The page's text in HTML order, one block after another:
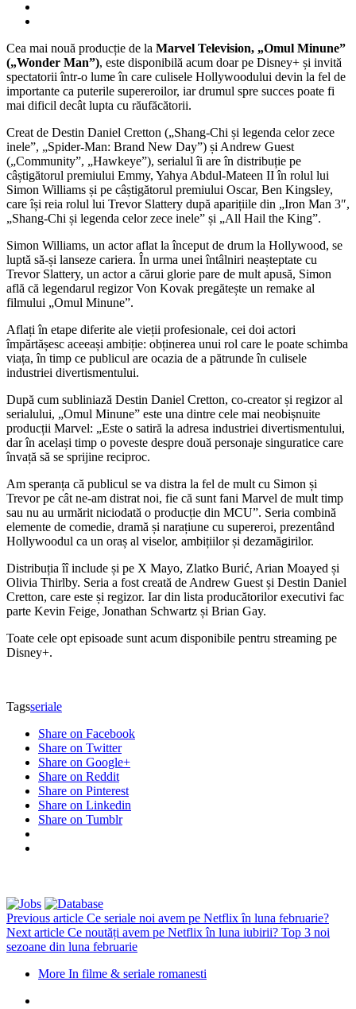
Cea mai nouă producție de la Marvel Television, „Omul Minune”
(„Wonder Man”), este disponibilă acum doar pe Disney+ și invită
spectatorii într-o lume în care culisele Hollywoodului devin la fel de
importante ca puterile supereroilor, iar drumul spre succes poate fi
mai dificil decât lupta cu răufăcătorii.
Creat de Destin Daniel Cretton („Shang-Chi și legenda celor zece
inele”, „Spider-Man: Brand New Day”) și Andrew Guest
(„Community”, „Hawkeye”), serialul îi are în distribuție pe
câștigătorul premiului Emmy, Yahya Abdul-Mateen II în rolul lui
Simon Williams și pe câștigătorul premiului Oscar, Ben Kingsley,
care își reia rolul lui Trevor Slattery după aparițiile din „Iron Man 3″,
„Shang-Chi și legenda celor zece inele” și „All Hail the King”.
Simon Williams, un actor aflat la început de drum la Hollywood, se
luptă să-și lanseze cariera. În urma unei întâlniri neașteptate cu
Trevor Slattery, un actor a cărui glorie pare de mult apusă, Simon
află că legendarul regizor Von Kovak pregătește un remake al
filmului „Omul Minune”.
Aflați în etape diferite ale vieții profesionale, cei doi actori
împărtășesc aceeași ambiție: obținerea unui rol care le poate schimba
viața, în timp ce publicul are ocazia de a pătrunde în culisele
industriei divertismentului.
După cum subliniază Destin Daniel Cretton, co-creator și regizor al
serialului, „Omul Minune” este una dintre cele mai neobișnuite
producții Marvel: „Este o satiră la adresa industriei divertismentului,
dar în același timp o poveste despre două personaje singuratice care
învață să se sprijine reciproc.
Am speranța că publicul se va distra la fel de mult cu Simon și
Trevor pe cât ne-am distrat noi, fie că sunt fani Marvel de mult timp
sau nu au urmărit niciodată o producție din MCU”. Seria combină
elemente de comedie, dramă și narațiune cu supereroi, prezentând
Hollywoodul ca un oraș al viselor, ambițiilor și dezamăgirilor.
Distribuția îî include și pe X Mayo, Zlatko Burić, Arian Moayed și
Olivia Thirlby. Seria a fost creată de Andrew Guest și Destin Daniel
Cretton, care este și regizor. Iar din lista producătorilor executivi fac
parte Kevin Feige, Jonathan Schwartz și Brian Gay.
Toate cele opt episoade sunt acum disponibile pentru streaming pe
Disney+.
Tagsseriale
Share on Facebook
Share on Twitter
Share on Google+
Share on Reddit
Share on Pinterest
Share on Linkedin
Share on Tumblr
Previous article Ce seriale noi avem pe Netflix în luna februarie?
Next article Ce noutăți avem pe Netflix în luna iubirii? Top 3 noi
sezoane din luna februarie
More In filme & seriale romanesti